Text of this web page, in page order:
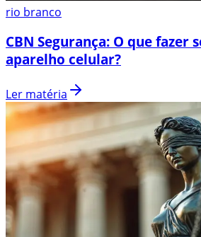
rio branco
CBN Segurança: O que fazer
aparelho celular?
Ler matéria